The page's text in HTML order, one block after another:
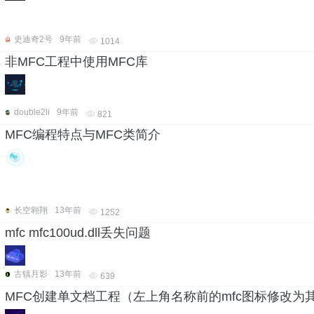
史迪奇2号
9年前 1014
非MFC工程中使用MFC库
double2li
9年前 821
MFC编程特点与MFC类简介
长空翱翔
13年前 1252
mfc mfc100ud.dll丢失问题
古镇月影
13年前 639
MFC创建单文档工程（左上角名称前的mfc图标修改为